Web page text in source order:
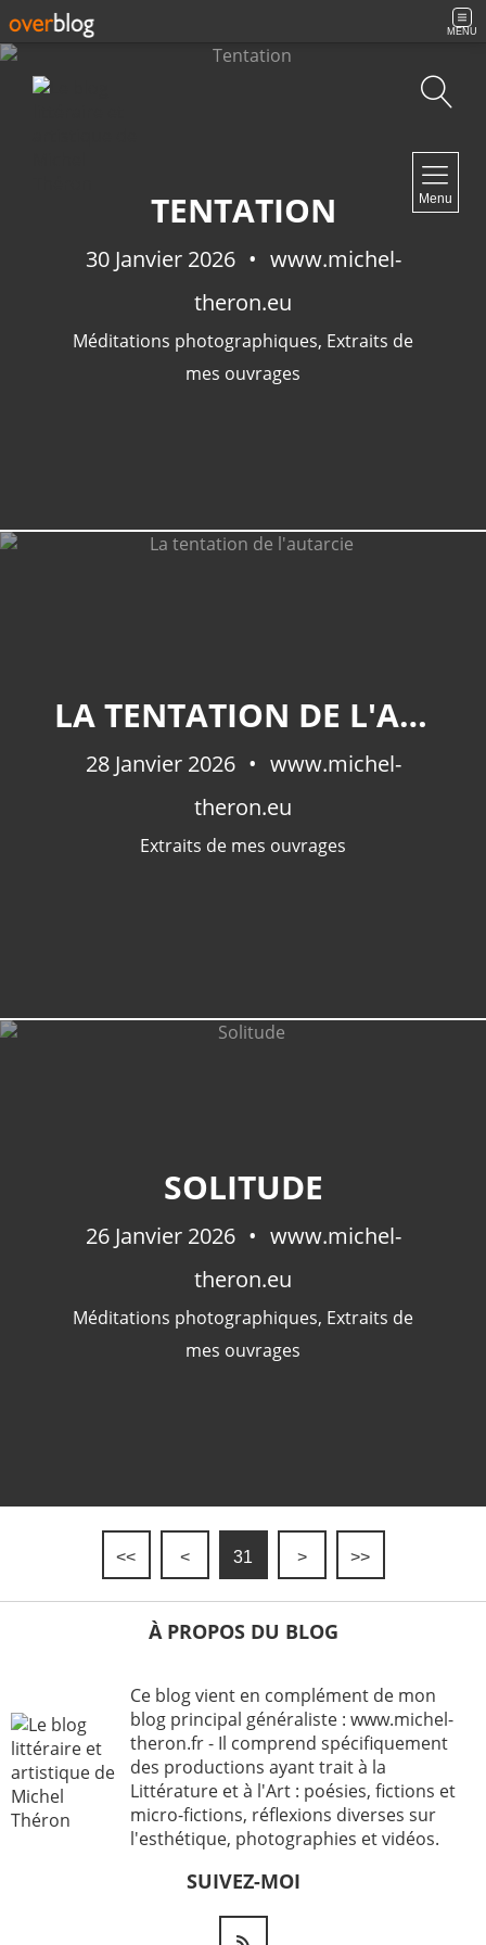
MENU
Menu
TENTATION
30 Janvier 2026
www.michel-
theron.eu
Méditations photographiques, Extraits de
mes ouvrages
LA TENTATION DE L'AUTARCIE
28 Janvier 2026
www.michel-
theron.eu
Extraits de mes ouvrages
SOLITUDE
26 Janvier 2026
www.michel-
theron.eu
Méditations photographiques, Extraits de
mes ouvrages
<< < 31 > >>
À PROPOS DU BLOG
Ce blog vient en complément de mon
blog principal généraliste : www.michel-
theron.fr - Il comprend spécifiquement
des productions ayant trait à la
Littérature et à l'Art : poésies, fictions et
micro-fictions, réflexions diverses sur
l'esthétique, photographies et vidéos.
SUIVEZ-MOI
Accueil
NEWSLETTER
Extraits De Mes Ouvrages (536)
Fictions(69)
Photographies Et Poèmes
Littérature(32)